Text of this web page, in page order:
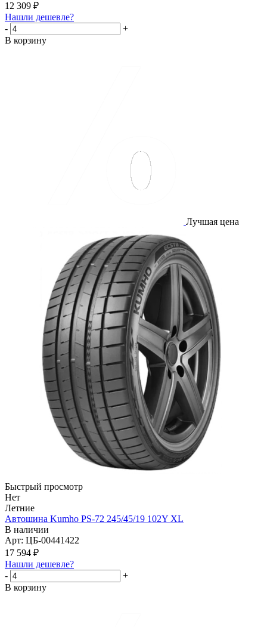
12 309 ₽
Нашли дешевле?
-
+
В корзину
Лучшая цена
Быстрый просмотр
Нет
Летние
Автошина Kumho PS-72 245/45/19 102Y XL
В наличии
Арт: ЦБ-00441422
17 594 ₽
Нашли дешевле?
-
+
В корзину